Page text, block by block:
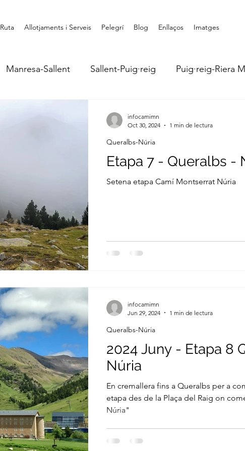
Ruta Allotjaments i Serveis Pelegrí Blog Enllaços Imatges
Manresa-Sallent Sallent-Puig·reig Puig·reig-Riera
Etapa 7 - Queralbs -
Setena etapa Camí Montserrat Núria
Queralbs-Núria
infocamimn
Oct 30, 2024
1 min de lectura
2024 Juny - Etapa 8
Núria
En cremallera fins a Queralbs per a
etapa des de la Plaça del Raig on
Núria"
Queralbs-Núria
infocamimn
Jun 29, 2024
1 min de lectura